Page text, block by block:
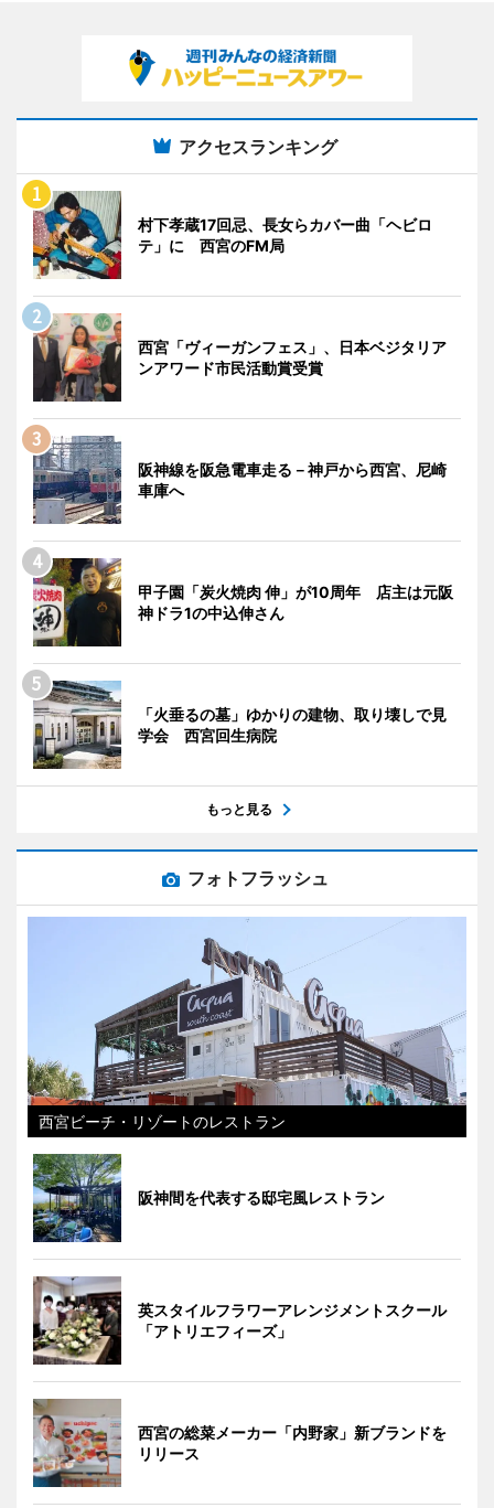
アクセスランキング
村下孝蔵17回忌、長女らカバー曲「ヘビロ
テ」に 西宮のFM局
西宮「ヴィーガンフェス」、日本ベジタリア
ンアワード市民活動賞受賞
阪神線を阪急電車走る－神戸から西宮、尼崎
車庫へ
甲子園「炭火焼肉 伸」が10周年 店主は元阪
神ドラ1の中込伸さん
「火垂るの墓」ゆかりの建物、取り壊しで見
学会 西宮回生病院
もっと見る
フォトフラッシュ
西宮ビーチ・リゾートのレストラン
阪神間を代表する邸宅風レストラン
英スタイルフラワーアレンジメントスクール
「アトリエフィーズ」
西宮の総菜メーカー「内野家」新ブランドを
リリース